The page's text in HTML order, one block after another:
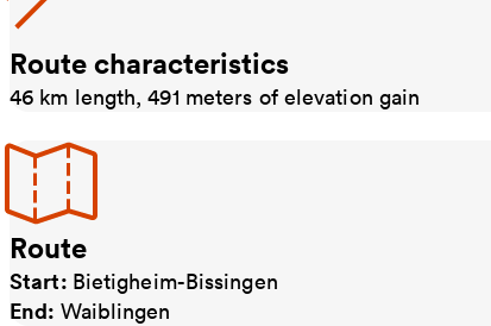
Route characteristics
46 km length, 491 meters of elevation gain
Route
Start: Bietigheim-Bissingen
End: Waiblingen